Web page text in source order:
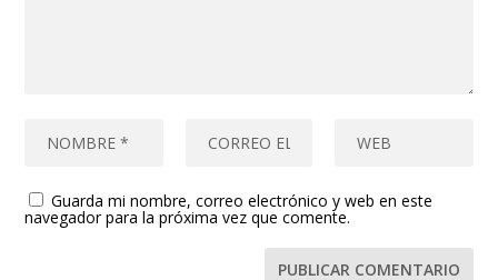
Guarda mi nombre, correo electrónico y web en este
navegador para la próxima vez que comente.